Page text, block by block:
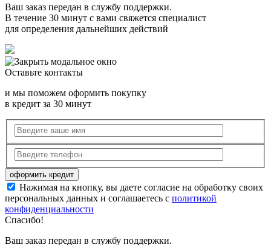
Ваш заказ передан в службу поддержки.
В течение 30 минут с вами свяжется специалист
для определения дальнейших действий
Оставьте контакты
и мы поможем оформить покупку
в кредит за 30 минут
Нажимая на кнопку, вы даете согласие на обработку своих
персональных данных и соглашаетесь с политикой
конфиденциальности
Спасибо!
Ваш заказ передан в службу поддержки.